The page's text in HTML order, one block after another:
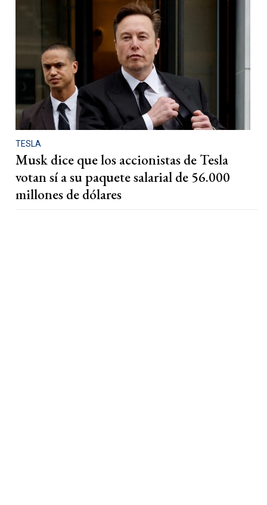
TESLA
Musk dice que los accionistas de Tesla
votan sí a su paquete salarial de 56.000
millones de dólares